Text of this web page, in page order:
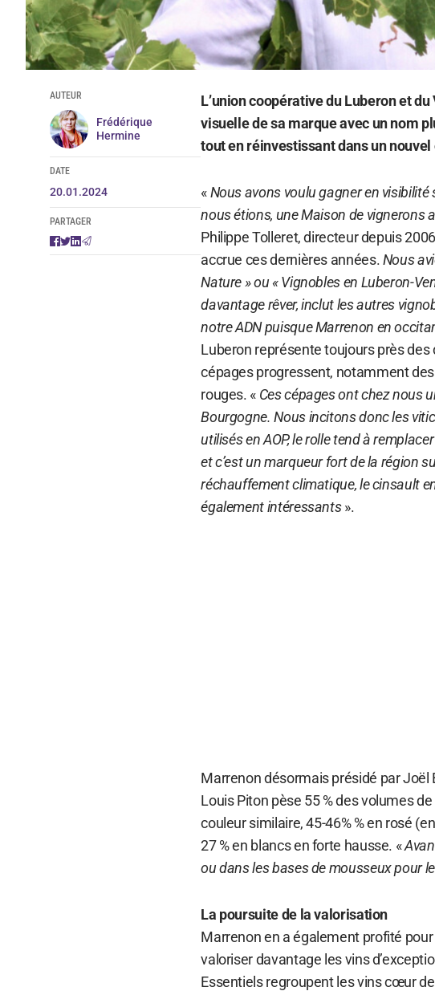
AUTEUR
Frédérique
Hermine
DATE
20.01.2024
PARTAGER
L’union coopérative du Luberon et
visuelle de sa marque avec un nom
tout en réinvestissant dans un nouvel
«Nous avons voulu gagner en
nous étions, une Maison de vignerons
Philippe Tolleret, directeur depuis
accrue ces dernières années.Nous
Nature » ou « Vignobles en Luberon-
davantage rêver, inclut les autres
notre ADN puisque Marrenon en
Luberon représente toujours près des
cépages progressent, notamment
rouges. « Ces cépages ont chez nous
Bourgogne. Nous incitons donc les
utilisés en AOP, le rolle tend à
et c’est un marqueur fort de la région
réchauffement climatique, le cinsault
également intéressants».
Marrenon désormais présidé par Joël
Louis Piton pèse 55 % des volumes
couleur similaire, 45-46% % en rosé
27 % en blancs en forte hausse. «
ou dans les bases de mousseux pour
La poursuite de la valorisation
Marrenon en a également profité
valoriser davantage les vins
Essentiels regroupent les vins cœur